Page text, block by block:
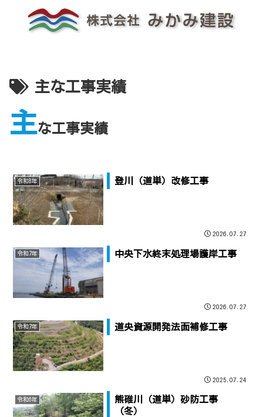
主な工事実績
主な工事実績
令和8年 登川（道単）改修工事
2026.07.27
令和7年 中央下水終末処理場護岸工事
2026.07.27
令和7年 道央資源開発法面補修工事
2025.07.24
令和6年
熊碓川（道単）砂防工事
（冬）